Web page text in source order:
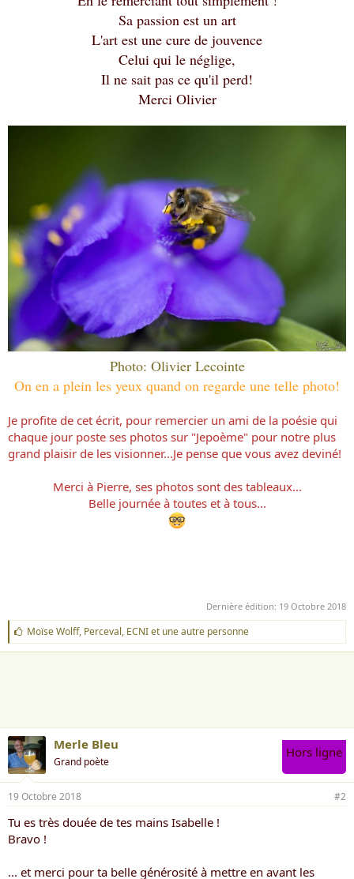
Sa passion est un art
L'art est une cure de jouvence
Celui qui le néglige,
Il ne sait pas ce qu'il perd!
Merci Olivier
Photo: Olivier Lecointe
On en a plein les yeux quand on regarde une telle photo!
Je profite de cet écrit, pour remercier un ami de la poésie qui
chaque jour poste ses photos sur "Jepoème" pour notre plus
grand plaisir de les visionner...Je pense que vous avez deviné!
Merci à Pierre, ses photos sont des tableaux...
Belle journée à toutes et à tous...
Dernière édition: 19 Octobre 2018
J
'
a
Moïse Wolff, Perceval, ECNIet une autre personne
Merle Bleu
Grand poète
Hors ligne
19 Octobre 2018 #2
Tu es très douée de tes mains Isabelle !
Bravo !
... et merci pour ta belle générosité à mettre en avant les